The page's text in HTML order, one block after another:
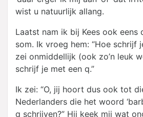
wist u natuurlijk allang.
Laatst nam ik bij Kees ook eens
som. Ik vroeg hem: “Hoe schrijf
zei onmiddellijk (ook zo’n leuk
schrijf je met een q.”
Ik zei: “O, jij hoort dus ook tot
Nederlanders die het woord ‘
q schrijven?” Hij keek mij wat